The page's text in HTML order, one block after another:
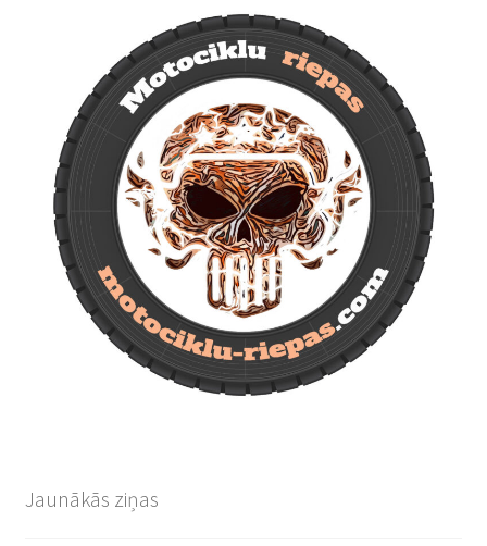
Jaunākās ziņas